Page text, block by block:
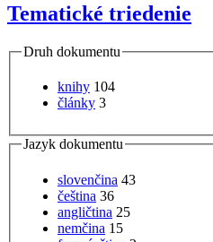
Tematické triedenie
Druh dokumentu
knihy 104
články 3
Jazyk dokumentu
slovenčina 43
čeština 36
angličtina 25
nemčina 15